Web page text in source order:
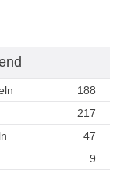
188
217
47
9